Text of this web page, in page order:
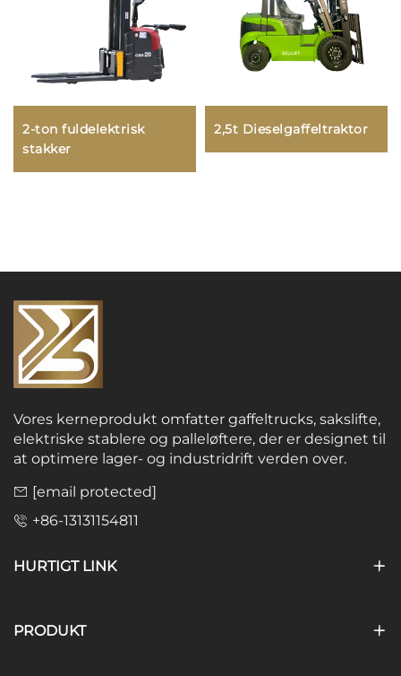
2-ton fuldelektrisk
stakker
2,5t Dieselgaffeltraktor
Vores kerneprodukt omfatter gaffeltrucks, sakslifte,
elektriske stablere og palleløftere, der er designet til
at optimere lager- og industridrift verden over.
[email protected]
+86-13131154811
HURTIGT LINK
PRODUKT